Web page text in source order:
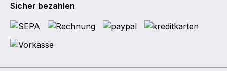
Sicher bezahlen